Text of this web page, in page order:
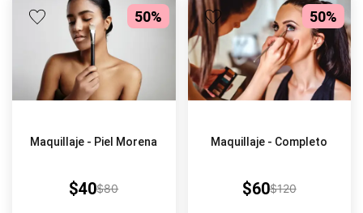
50%
Maquillaje - Piel Morena
$80
$40
50%
Maquillaje - Completo
$120
$60